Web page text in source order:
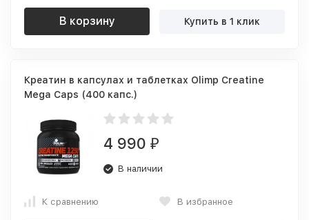
В корзину Купить в 1 клик
Креатин в капсулах и таблетках Olimp Creatine
Mega Caps (400 капс.)
4 990 ₽
В наличии
К сравнению В избранное